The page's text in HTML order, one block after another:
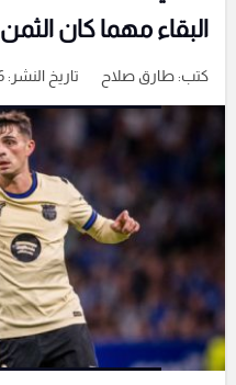
البقاء مهما كان الثمن
كتب:طارق صلاح تاريخ النشر: 29/05/2026